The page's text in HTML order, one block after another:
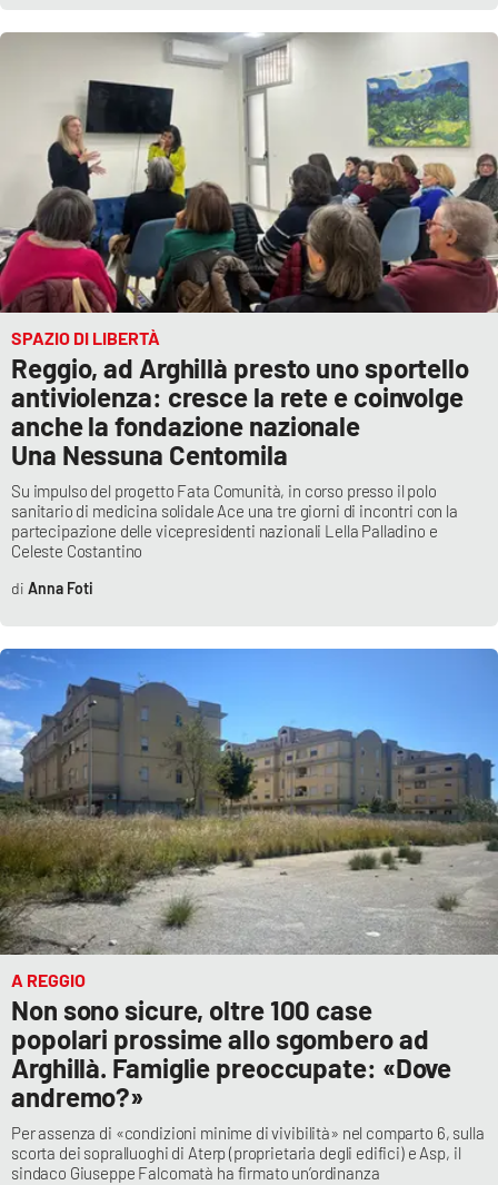
SPAZIO DI LIBERTÀ
Reggio, ad Arghillà presto uno sportello
antiviolenza: cresce la rete e coinvolge
anche la fondazione nazionale
Una Nessuna Centomila
Su impulso del progetto Fata Comunità, in corso presso il polo
sanitario di medicina solidale Ace una tre giorni di incontri con la
partecipazione delle vicepresidenti nazionali Lella Palladino e
Celeste Costantino
Anna Foti
A REGGIO
Non sono sicure, oltre 100 case
popolari prossime allo sgombero ad
Arghillà. Famiglie preoccupate: «Dove
andremo?»
Per assenza di «condizioni minime di vivibilità» nel comparto 6, sulla
scorta dei sopralluoghi di Aterp (proprietaria degli edifici) e Asp, il
sindaco Giuseppe Falcomatà ha firmato un’ordinanza